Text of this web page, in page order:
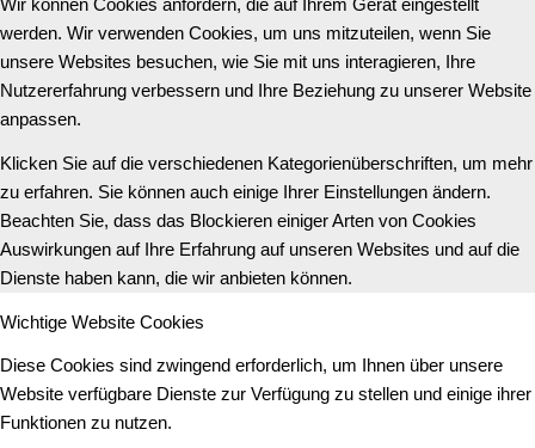
Wir können Cookies anfordern, die auf Ihrem Gerät eingestellt
werden. Wir verwenden Cookies, um uns mitzuteilen, wenn Sie
unsere Websites besuchen, wie Sie mit uns interagieren, Ihre
Nutzererfahrung verbessern und Ihre Beziehung zu unserer Website
anpassen.
Klicken Sie auf die verschiedenen Kategorienüberschriften, um mehr
zu erfahren. Sie können auch einige Ihrer Einstellungen ändern.
Beachten Sie, dass das Blockieren einiger Arten von Cookies
Auswirkungen auf Ihre Erfahrung auf unseren Websites und auf die
Dienste haben kann, die wir anbieten können.
Wichtige Website Cookies
Diese Cookies sind zwingend erforderlich, um Ihnen über unsere
Website verfügbare Dienste zur Verfügung zu stellen und einige ihrer
Funktionen zu nutzen.